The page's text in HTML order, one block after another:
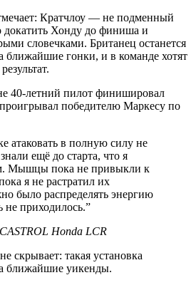
Кратчлоу — не подменный
докатить Хонду до финиша и
словечками. Британец останется
ближайшие гонки, и в команде хотят
40-летний пилот финишировал
победителю Маркесу по
атаковать в полную силу не
ещё до старта, что я
Мышцы пока не привыкли к
я не растратил их
было распределять энергию
приходилось.”
Honda LCR
скрывает: такая установка
ближайшие уикенды.